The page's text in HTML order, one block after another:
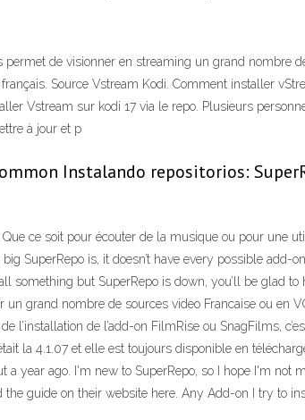
de visionner en streaming un grand nombre
Source Vstream Kodi. Comment installer
Vstream sur kodi 17 via le repo. Plusieurs
à jour et p
Instalando repositorios:
ce soit pour écouter de la musique ou pour une
SuperRepo is, it doesn’t have every possible
something but SuperRepo is down, you’ll be glad
grand nombre de sources video Francaise ou en
l’installation de l’add-on FilmRise ou SnagFilms,
la 4.1.07 et elle est toujours disponible en
year ago. I'm new to SuperRepo, so I hope I'm not
guide on their website here. Any Add-on I try to